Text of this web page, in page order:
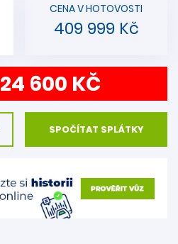
CENA V HOTOVOSTI
409 999 Kč
24 600 KČ
SPOČÍTAT SPLÁTKY